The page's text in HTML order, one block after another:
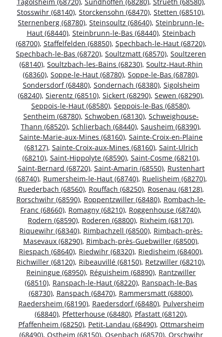
Stosswihr (68140), Storckensohn (68470), Stetten (68510),
Sternenberg (68780), Steinsoultz (68640), Steinbrunn-le-
Haut (68440), Steinbrunn-le-Bas (68440), Steinbach
(68700), Staffelfelden (68850), Spechbach-le-Haut (68720),
Spechbach-le-Bas (68720), Soultzmatt (68570), Soultzeren
(68140), Soultzbach-les-Bains (68230), Soultz-Haut-Rhin
(68360), Soppe-le-Haut (68780), Soppe-le-Bas (68780),
Sondersdorf (68480), Sondernach (68380), Sigolsheim
(68240), Sierentz (68510), Sickert (68290), Sewen (68290),
Seppois-le-Haut (68580), Seppois-le-Bas (68580),
Sentheim (68780), Schwoben (68130), Schweighouse-
Thann (68520), Schlierbach (68440), Sausheim (68390),
Sainte-Marie-aux-Mines (68160), Sainte-Croix-en-Plaine
(68127), Sainte-Croix-aux-Mines (68160), Saint-Ulrich
(68210), Saint-Hippolyte (68590), Saint-Cosme (68210),
Saint-Bernard (68720), Saint-Amarin (68550), Rustenhart
(68740), Rumersheim-le-Haut (68740), Ruelisheim (68270),
Ruederbach (68560), Rouffach (68250), Rosenau (68128),
Rorschwihr (68590), Roppentzwiller (68480), Rombach-le-
Franc (68660), Romagny (68210), Roggenhouse (68740),
Rodern (68590), Roderen (68800), Rixheim (68170),
Riquewihr (68340), Rimbachzell (68500), Rimbach-près-
Masevaux (68290), Rimbach-près-Guebwiller (68500),
Riespach (68640), Riedwihr (68320), Riedisheim (68400),
Richwiller (68120), Ribeauvillé (68150), Retzwiller (68210),
Reiningue (68950), Réguisheim (68890), Rantzwiller
(68510), Ranspach-le-Haut (68220), Ranspach-le-Bas
(68730), Ranspach (68470), Rammersmatt (68800),
Raedersheim (68190), Raedersdorf (68480), Pulversheim
(68840), Pfetterhouse (68480), Pfastatt (68120),
Pfaffenheim (68250), Petit-Landau (68490), Ottmarsheim
(68490), Ostheim (68150), Osenbach (68570), Orschwihr